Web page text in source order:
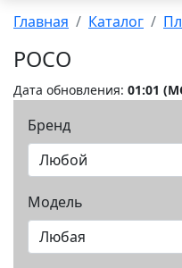
Главная Каталог
POCO
Дата обновления: 01:01
Бренд
Модель